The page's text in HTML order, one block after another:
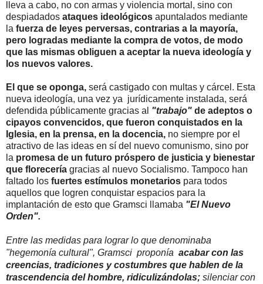
lleva a cabo, no con armas y violencia mortal, sino con
despiadados ataques ideológicos apuntalados mediante
la fuerza de leyes perversas, contrarias a la mayoría,
pero logradas mediante la compra de votos, de modo
que las mismas obliguen a aceptar la nueva ideología y
los nuevos valores.
El que se oponga, será castigado con multas y cárcel. Esta
nueva ideología, una vez ya jurídicamente instalada, será
defendida públicamente gracias al "trabajo" de adeptos o
cipayos convencidos, que fueron conquistados en la
Iglesia, en la prensa, en la docencia, no siempre por el
atractivo de las ideas en sí del nuevo comunismo, sino por
la promesa de un futuro próspero de justicia y bienestar
que florecería gracias al nuevo Socialismo. Tampoco han
faltado los fuertes estímulos monetarios para todos
aquellos que logren conquistar espacios para la
implantación de esto que Gramsci llamaba "El Nuevo
Orden".
Entre las medidas para lograr lo que denominaba
"hegemonía cultural", Gramsci proponía acabar con las
creencias, tradiciones y costumbres que hablen de la
trascendencia del hombre, ridiculizándolas; silenciar con